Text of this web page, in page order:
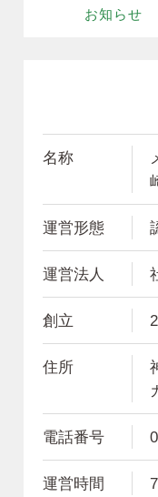
お知らせ
名称
運営形態
運営法人
創立
住所
電話番号
運営時間